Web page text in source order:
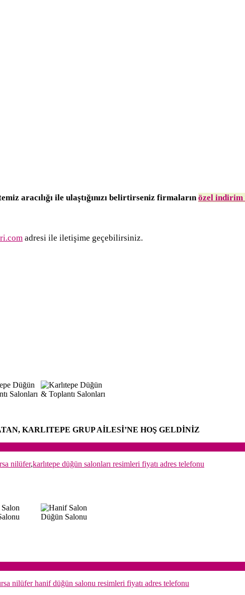
aracılığı ile ulaştığınızı belirtirseniz firmalarınözel indirim
adresi ile iletişime geçebilirsiniz.
KARLITEPE GRUP AİLESİ’NE HOŞ GELDİNİZ
nilüfer,karlıtepe düğün salonları resimleri fiyatı adres telefonu
nilüfer hanif düğün salonu resimleri fiyatı adres telefonu